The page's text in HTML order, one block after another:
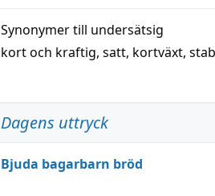
Synonymer till undersätsig
kort och kraftig, satt, kortväxt,
Dagens uttryck
Bjuda bagarbarn bröd